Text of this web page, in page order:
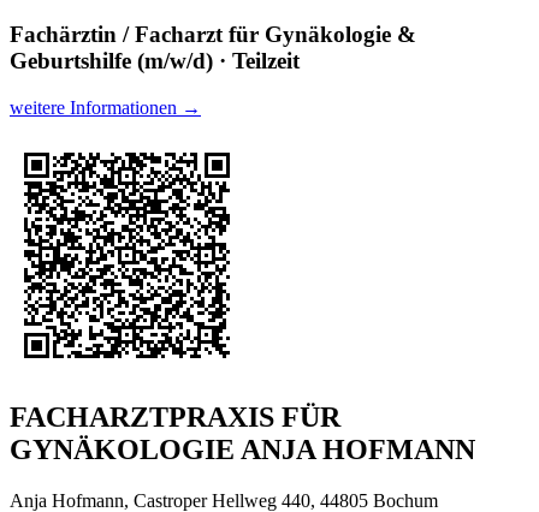
Fachärztin / Facharzt für Gynäkologie &
Geburtshilfe (m/w/d) · Teilzeit
weitere Informationen →
FACHARZTPRAXIS FÜR
GYNÄKOLOGIE ANJA HOFMANN
Anja Hofmann, Castroper Hellweg 440, 44805 Bochum